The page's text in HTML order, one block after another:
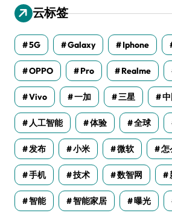
云标签
5G Galaxy Iphone
OPPO Pro Realme
Vivo 一加 三星
人工智能 体验 全球
发布 小米 微软 怎
手机 技术 数智网
智能 智能家居 曝光